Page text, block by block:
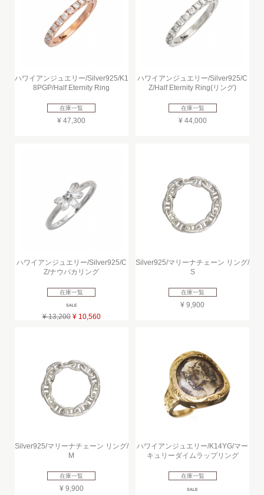
ハワイアンジュエリー/Silver925/K1
8PGP/Half Eternity Ring
在庫一覧
¥ 47,300
ハワイアンジュエリー/Silver925/C
Z/Half Eternity Ring(リング)
在庫一覧
¥ 44,000
ハワイアンジュエリー/Silver925/C
Z/ナウパカリング
在庫一覧
SALE
¥ 13,200 ¥ 10,560
Silver925/マリーナチェーン リング/
S
在庫一覧
¥ 9,900
Silver925/マリーナチェーン リング/
M
在庫一覧
¥ 9,900
ハワイアンジュエリー/K14YG/マー
キュリーダイムラップリング
在庫一覧
SALE